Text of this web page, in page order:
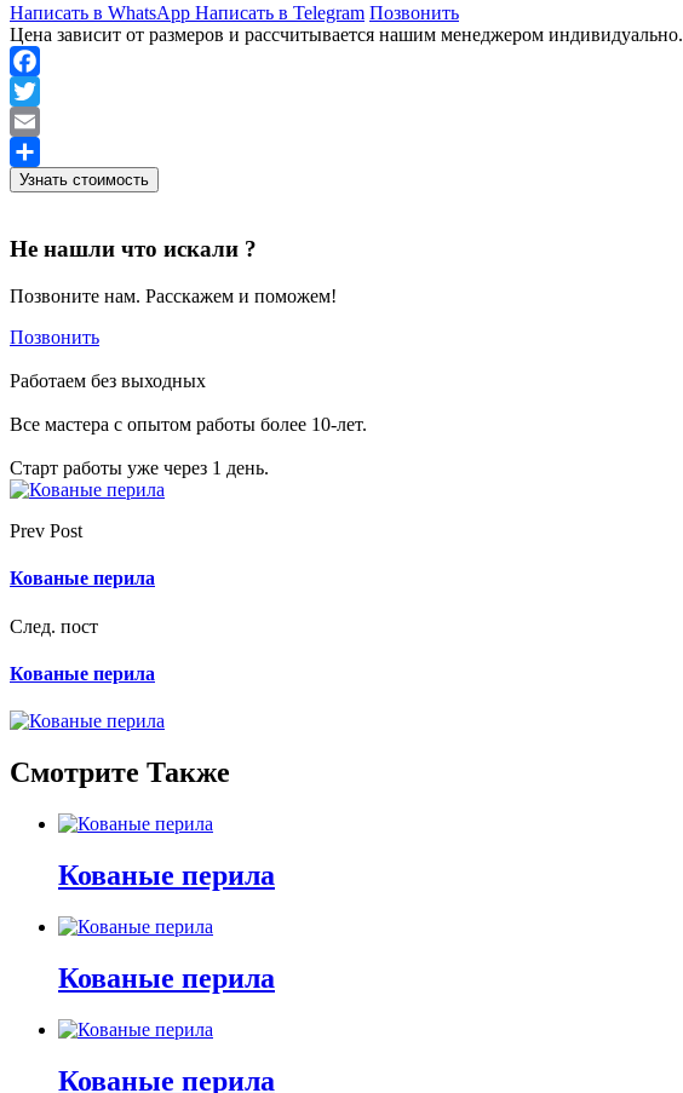
Написать в WhatsApp Написать в Telegram Позвонить
Цена зависит от размеров и рассчитывается нашим менеджером индивидуально.
Facebook
Twitter
Email
Отправить
Узнать стоимость
Не нашли что искали ?
Позвоните нам. Расскажем и поможем!
Позвонить
Работаем без выходных
Все мастера с опытом работы более 10-лет.
Старт работы уже через 1 день.
Prev Post
Кованые перила
След. пост
Кованые перила
Смотрите Также
Кованые перила
Кованые перила
Кованые перила